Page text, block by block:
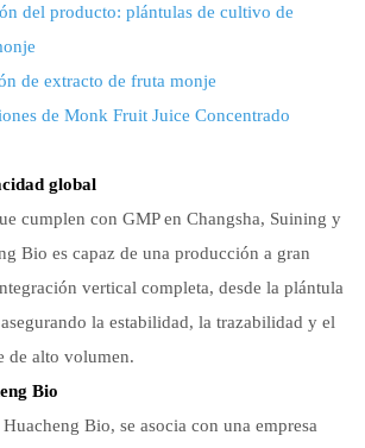
del producto: plántulas de cultivo de
de extracto de fruta monje
de Monk Fruit Juice Concentrado
global
cumplen con GMP en Changsha, Suining y
Bio es capaz de una producción a gran
vertical completa, desde la plántula
la estabilidad, la trazabilidad y el
de alto volumen.
Bio
Bio, se asocia con una empresa